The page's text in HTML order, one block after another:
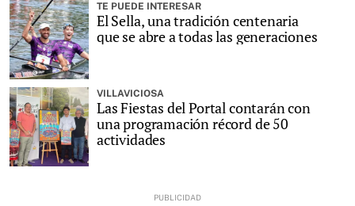
TE PUEDE INTERESAR
El Sella, una tradición centenaria
que se abre a todas las generaciones
VILLAVICIOSA
Las Fiestas del Portal contarán con
una programación récord de 50
actividades